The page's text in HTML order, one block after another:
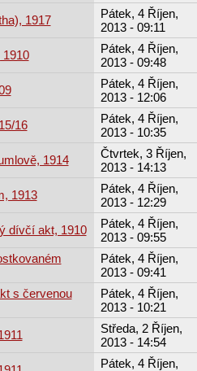
1917
Pátek, 4 Říjen,
2013 - 09:11
Pátek, 4 Říjen,
2013 - 09:48
Pátek, 4 Říjen,
2013 - 12:06
16
Pátek, 4 Říjen,
2013 - 10:35
1914
Čtvrtek, 3 Říjen,
2013 - 14:13
1913
Pátek, 4 Říjen,
2013 - 12:29
dívčí akt, 1910
Pátek, 4 Říjen,
2013 - 09:55
Pátek, 4 Říjen,
2013 - 09:41
s červenou
Pátek, 4 Říjen,
2013 - 10:21
Středa, 2 Říjen,
2013 - 14:54
Pátek, 4 Říjen,